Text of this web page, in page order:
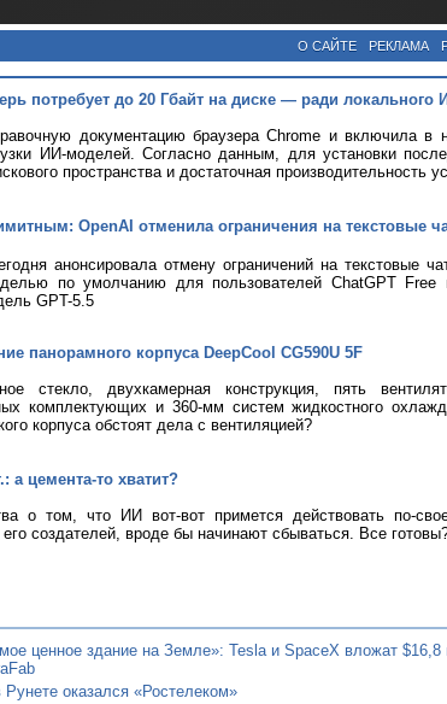
О САЙТЕ РЕКЛАМА
потребует до 20 Гбайт на диске — ради локального
документацию браузера Chrome и включила в
ИИ-моделей. Согласно данным, для установки
пространства и достаточная производительность
OpenAI отменила ограничения на текстовые
анонсировала отмену ограничений на текстовые
по умолчанию для пользователей ChatGPT Free
GPT-5.5
панорамного корпуса DeepCool CG590U 5F
стекло, двухкамерная конструкция, пять
комплектующих и 360-мм систем жидкостного
корпуса обстоят дела с вентиляцией?
а цемента-то хватит?
о том, что ИИ вот-вот примется действовать по-
создателей, вроде бы начинают сбываться. Все
ценное здание на Земле»: Tesla и SpaceX вложат
оказался «Ростелеком»